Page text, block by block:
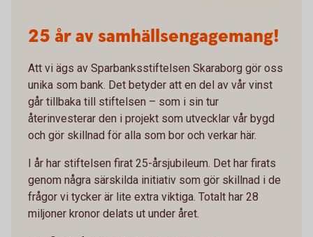
25 år av samhällsengagemang!
Att vi ägs av Sparbanksstiftelsen Skaraborg gör oss
unika som bank. Det betyder att en del av vår vinst
går tillbaka till stiftelsen – som i sin tur
återinvesterar den i projekt som utvecklar vår bygd
och gör skillnad för alla som bor och verkar här.
I år har stiftelsen firat 25-årsjubileum. Det har firats
genom några särskilda initiativ som gör skillnad i de
frågor vi tycker är lite extra viktiga. Totalt har 28
miljoner kronor delats ut under året.